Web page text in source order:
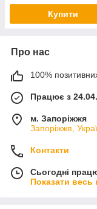
Купити
Про нас
100%
Працює з
м. Запоріжжя
Запоріжжя,
Контакти
Сьогодні
Показати весь